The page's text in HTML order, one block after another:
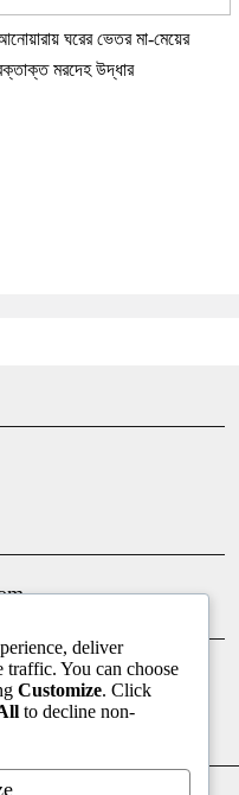
ঘরের ভেতর মা-মেয়ের
মরদেহ উদ্ধার
পরিবার ফটোগ্যালারী
deliver
traffic. You can choose
Customize. Click
to decline non-